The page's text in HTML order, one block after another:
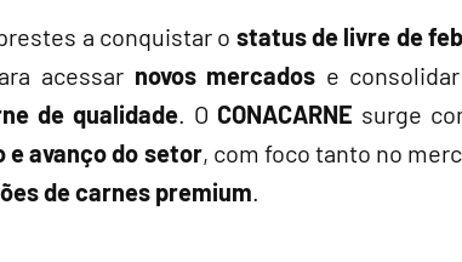
a conquistar o status de livre de
acessar novos mercados e
de qualidade. O CONACARNE surge
e avanço do setor, com foco tanto no
de carnes premium.